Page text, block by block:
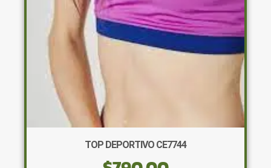
TOP DEPORTIVO CE7744